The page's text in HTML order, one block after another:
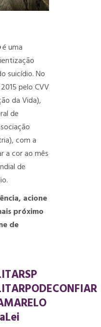
é uma
suicídio. No
pelo CVV
da Vida),
de
com a
a cor ao mês
de
acione
próximo
de